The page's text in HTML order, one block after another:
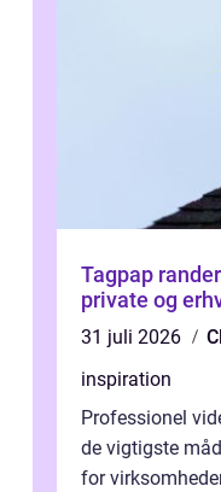
Tagpap randers moderne
private og
31 juli 2026
inspiration
Professionel
de vigtigste
for